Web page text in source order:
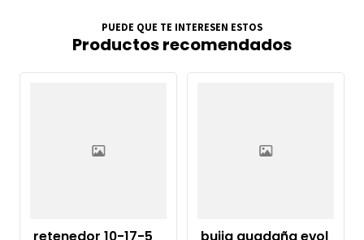
PUEDE QUE TE INTERESEN ESTOS
Productos recomendados
retenedor 10-17-5
bujia guadaña evol